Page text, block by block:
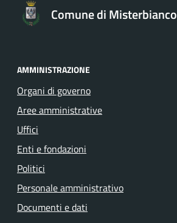
Comune di Misterbianco
AMMINISTRAZIONE
Organi di governo
Aree amministrative
Uffici
Enti e fondazioni
Politici
Personale amministrativo
Documenti e dati